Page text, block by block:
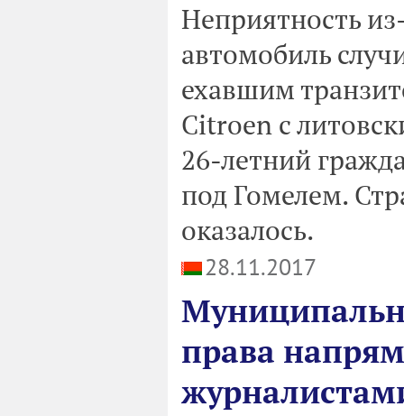
Неприятность
автомобиль
ехавшим
Citroen с
26-летний
под Гомелем.
оказалось.
28.11.2017
права